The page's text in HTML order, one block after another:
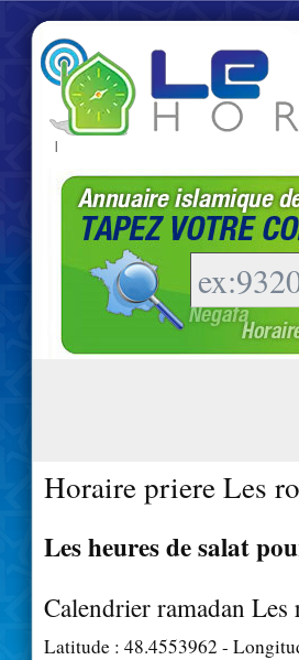
|
Horaire priere Les
Les heures de salat
Calendrier ramadan Les
Latitude : 48.4553962 -